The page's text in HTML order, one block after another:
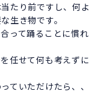
たり前ですし、何よ
生き物です。
って踊ることに慣れ
任せて何も考えずに
ていただけたら、、